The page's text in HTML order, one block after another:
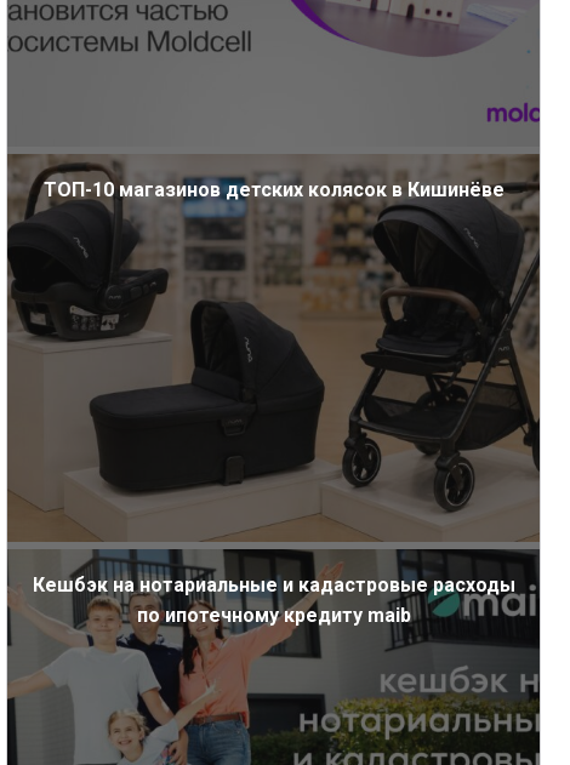
ТОП-10 магазинов детских колясок в Кишинёве
Кешбэк на нотариальные и кадастровые расходы
по ипотечному кредиту maib